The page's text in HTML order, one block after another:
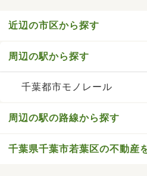
近辺の市区から探す
周辺の駅から探す
千葉都市モノレール
周辺の駅の路線から探す
千葉県千葉市若葉区の不動産